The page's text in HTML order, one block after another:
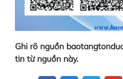
Ghi rõ nguồn
tin từ nguồn này.